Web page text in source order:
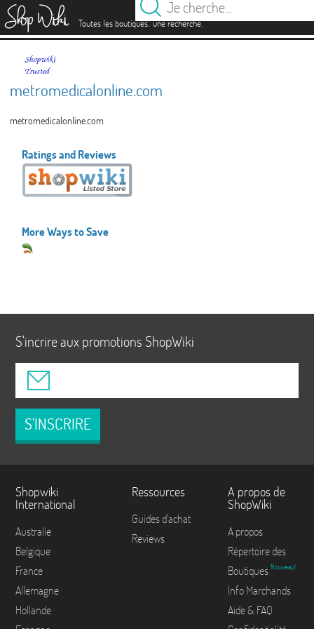
Toutes les boutiques.une recherche.
metromedicalonline.com
metromedicalonline.com
Ratings and Reviews
More Ways to Save
S'incrire aux promotions ShopWiki
S'INSCRIRE
Shopwiki
International
Australie
Belgique
France
Allemagne
Hollande
Ressources
Guides d'achat
Reviews
A propos de
ShopWiki
A propos
Répertoire des
Boutiques Nouveau!
Info Marchands
Aide & FAQ